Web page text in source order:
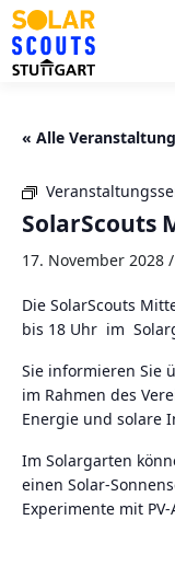
Zum
Inhalt
springen
« Alle
SolarScouts
17. November 2028
Die SolarScouts
bis 18 Uhr im
Sie informieren Sie
im Rahmen des
Energie und solare
Im Solargarten
einen Solar-
Experimente mit